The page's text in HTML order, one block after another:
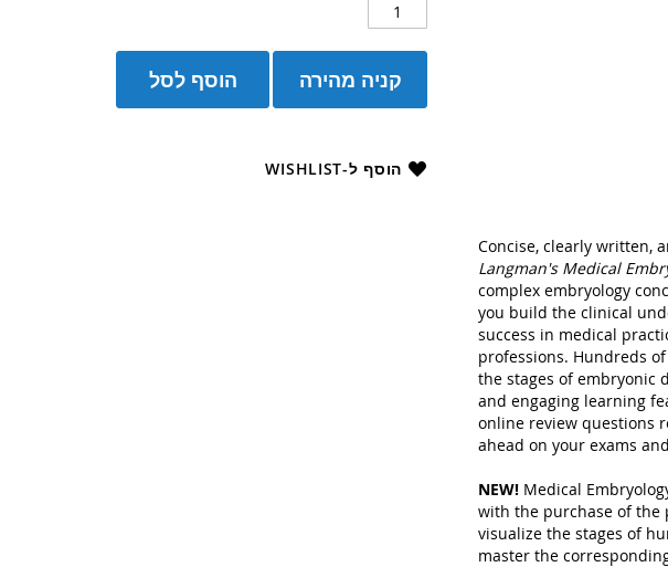
הוסף לסל קניה מהירה
הוסף ל-WISHLIST
Concise, clearly written,
Langman's Medical
complex embryology
you build the clinical
success in medical
professions. Hundreds
the stages of embryonic
and engaging learning
online review questions
ahead on your exams
NEW!Medical
with the purchase of the
visualize the stages of
master the